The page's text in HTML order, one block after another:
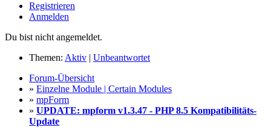
Registrieren
Anmelden
Du bist nicht angemeldet.
Themen: Aktiv | Unbeantwortet
Forum-Übersicht
» Einzelne Module | Certain Modules
» mpForm
» UPDATE: mpform v1.3.47 - PHP 8.5 Kompatibilitäts-
Update